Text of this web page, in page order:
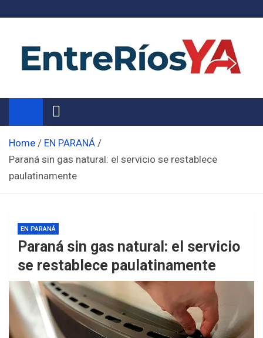
Noticias de Entre Ríos
Información de toda la provincia ahora
Home
EN PARANÁ
Paraná sin gas natural: el servicio se restablece
paulatinamente
EN PARANÁ
Paraná sin gas natural: el servicio
se restablece paulatinamente